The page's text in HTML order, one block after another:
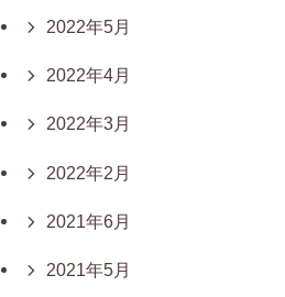
2022年5月
2022年4月
2022年3月
2022年2月
2021年6月
2021年5月